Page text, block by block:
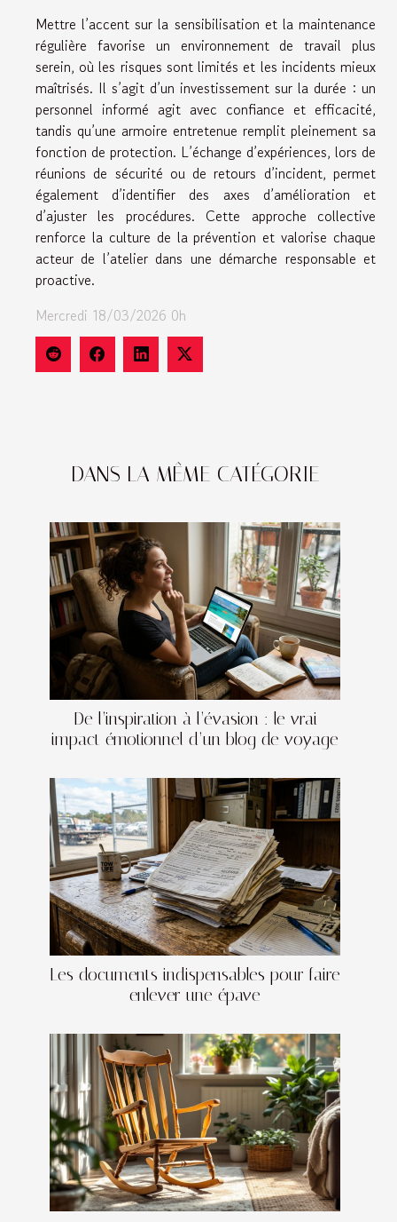
DANS LA MÊME CATÉGORIE
De l’inspiration à l’évasion : le vrai
impact émotionnel d’un blog de voyage
Les documents indispensables pour faire
enlever une épave
Mettre l’accent sur la sensibilisation et la maintenance
régulière favorise un environnement de travail plus
serein, où les risques sont limités et les incidents mieux
maîtrisés. Il s’agit d’un investissement sur la durée : un
personnel informé agit avec confiance et efficacité,
tandis qu’une armoire entretenue remplit pleinement sa
fonction de protection. L’échange d’expériences, lors de
réunions de sécurité ou de retours d’incident, permet
également d’identifier des axes d’amélioration et
d’ajuster les procédures. Cette approche collective
renforce la culture de la prévention et valorise chaque
acteur de l’atelier dans une démarche responsable et
proactive.
Mercredi 18/03/2026 0h